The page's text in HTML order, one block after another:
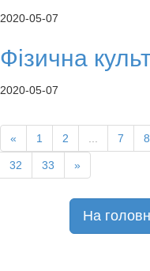
2020-05-07
Фізична
2020-05-07
« 1 2 7 8
32 33 »
На